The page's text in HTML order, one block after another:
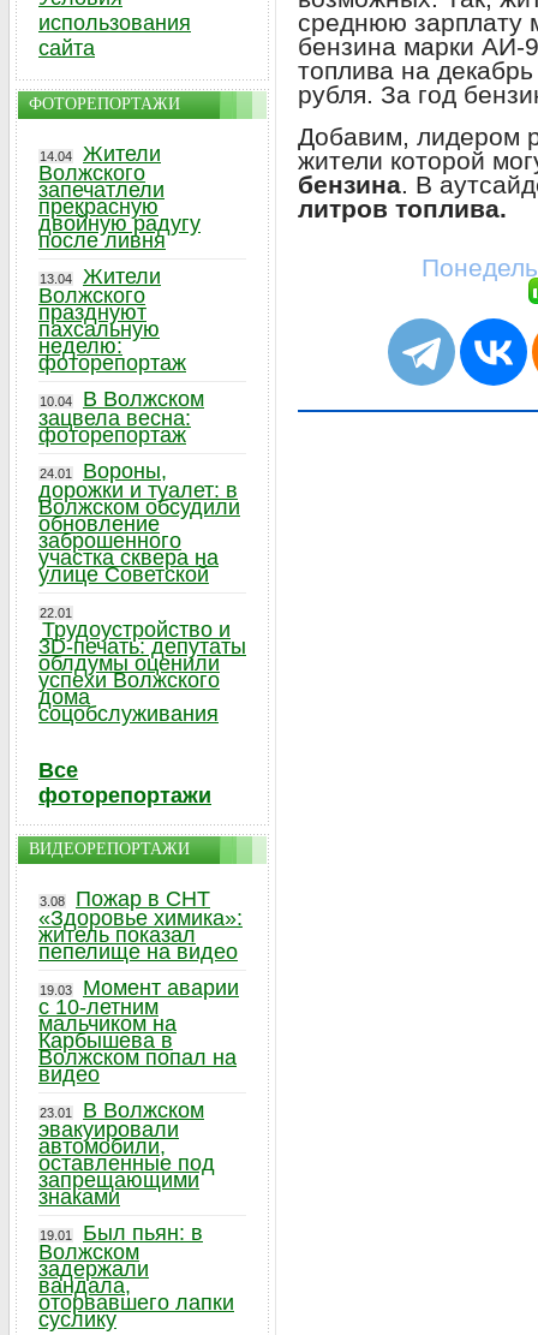
среднюю зарплату
бензина марки АИ-
топлива на
рубля. За год
Добавим, лидером
жители которой
бензина. В
литров топлива.
использования
сайта
ФОТОРЕПОРТАЖИ
14.04
Жители
Волжского
запечатлели
прекрасную
двойную радугу
после ливня
13.04
Жители
Волжского
празднуют
пахсальную
неделю:
фоторепортаж
10.04
В Волжском
зацвела весна:
фоторепортаж
24.01
Вороны,
дорожки и туалет: в
Волжском обсудили
обновление
заброшенного
участка сквера на
улице Советской
22.01
Трудоустройство и
3D-печать: депутаты
облдумы оценили
успехи Волжского
дома
соцобслуживания
Все
фоторепортажи
ВИДЕОРЕПОРТАЖИ
3.08
Пожар в СНТ
«Здоровье химика»:
житель показал
пепелище на видео
19.03
Момент аварии
с 10-летним
мальчиком на
Карбышева в
Волжском попал на
видео
23.01
В Волжском
эвакуировали
автомобили,
оставленные под
запрещающими
знаками
19.01
Был пьян: в
Волжском
задержали
вандала,
оторвавшего лапки
суслику